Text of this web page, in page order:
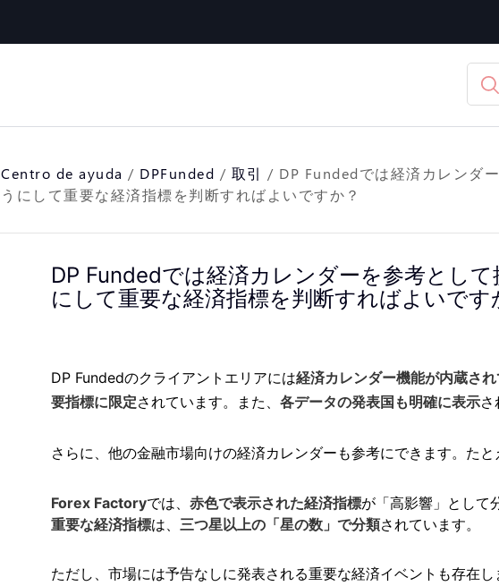
Centro de ayuda / DPFunded / 取引 / DP Fundedでは経済カレンダ
うにして重要な経済指標を判断すればよいですか？
DP Fundedでは経済カレンダーを参考とし
にして重要な経済指標を判断すればよいです
DP Fundedのクライアントエリアには経済カレンダー機能が内蔵さ
要指標に限定されています。また、 各データの発表国も明確に表示さ
さらに、他の金融市場向けの経済カレンダーも参考にできます。たと
Forex Factoryでは、 赤色で表示された経済指標が「高影響」として
重要な経済指標は、 三つ星以上の「星の数」で分類されています。
ただし、市場には予告なしに発表される重要な経済イベントも存在し